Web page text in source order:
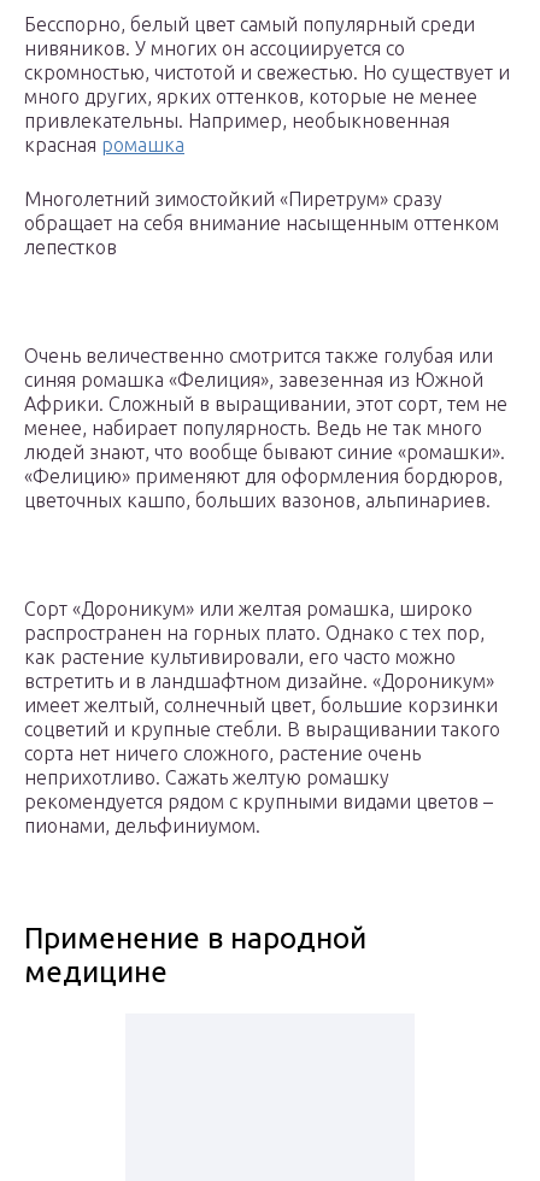
Бесспорно, белый цвет самый популярный среди
нивяников. У многих он ассоциируется со
скромностью, чистотой и свежестью. Но существует и
много других, ярких оттенков, которые не менее
привлекательны. Например, необыкновенная
красная ромашка
Многолетний зимостойкий «Пиретрум» сразу
обращает на себя внимание насыщенным оттенком
лепестков
Очень величественно смотрится также голубая или
синяя ромашка «Фелиция», завезенная из Южной
Африки. Сложный в выращивании, этот сорт, тем не
менее, набирает популярность. Ведь не так много
людей знают, что вообще бывают синие «ромашки».
«Фелицию» применяют для оформления бордюров,
цветочных кашпо, больших вазонов, альпинариев.
Сорт «Дороникум» или желтая ромашка, широко
распространен на горных плато. Однако с тех пор,
как растение культивировали, его часто можно
встретить и в ландшафтном дизайне. «Дороникум»
имеет желтый, солнечный цвет, большие корзинки
соцветий и крупные стебли. В выращивании такого
сорта нет ничего сложного, растение очень
неприхотливо. Сажать желтую ромашку
рекомендуется рядом с крупными видами цветов –
пионами, дельфиниумом.
Применение в народной
медицине